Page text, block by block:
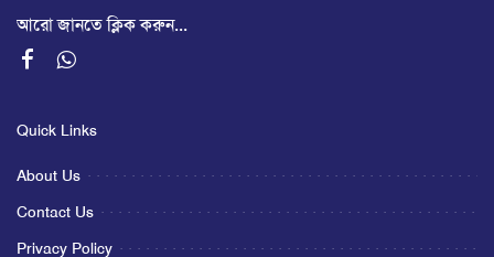
আরো জানতে ক্লিক করুন...
Quick Links
About Us
Contact Us
Privacy Policy